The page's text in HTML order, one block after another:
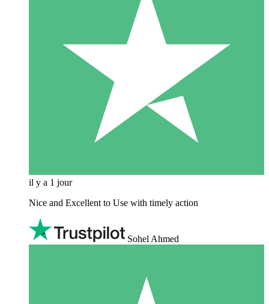
il y a 1 jour
Nice and Excellent to Use with timely action
Sohel Ahmed